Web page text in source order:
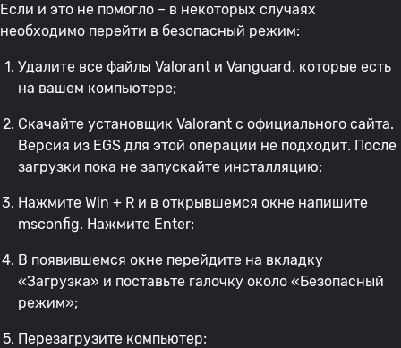
Если и это не помогло – в некоторых случаях
необходимо перейти в безопасный режим:
Удалите все файлы Valorant и Vanguard, которые есть
на вашем компьютере;
Скачайте установщик Valorant с официального сайта.
Версия из EGS для этой операции не подходит. После
загрузки пока не запускайте инсталляцию;
Нажмите Win + R и в открывшемся окне напишите
msconfig. Нажмите Enter;
В появившемся окне перейдите на вкладку
«Загрузка» и поставьте галочку около «Безопасный
режим»;
Перезагрузите компьютер;